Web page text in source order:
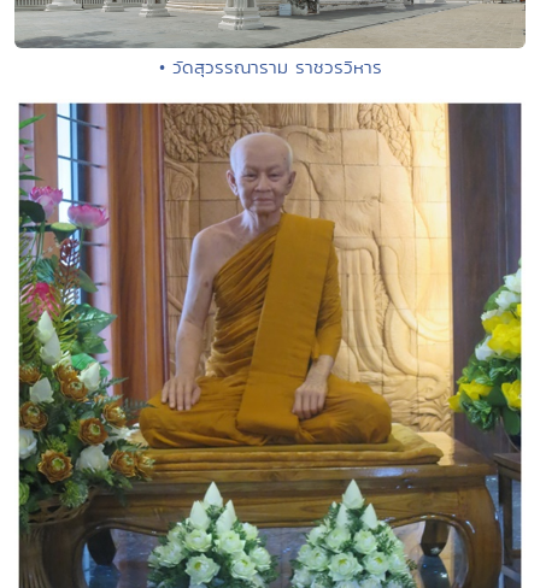
• วัดสุวรรณาราม ราชวรวิหาร